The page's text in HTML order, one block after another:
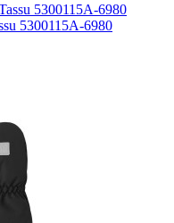
5300115A-6980